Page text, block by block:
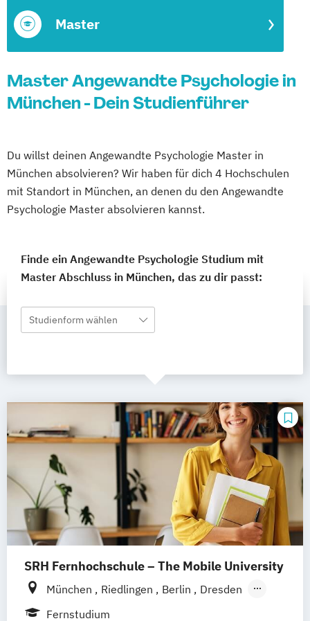
Master
Master Angewandte Psychologie in
München - Dein Studienführer
Du willst deinen Angewandte Psychologie Master in
München absolvieren? Wir haben für dich 4 Hochschulen
mit Standort in München, an denen du den Angewandte
Psychologie Master absolvieren kannst.
Finde ein Angewandte Psychologie Studium mit
Master Abschluss in München, das zu dir passt:
Studienform wählen
SRH Fernhochschule – The Mobile University
München Riedlingen Berlin
Dresden
Düsseldorf
Fernstudium